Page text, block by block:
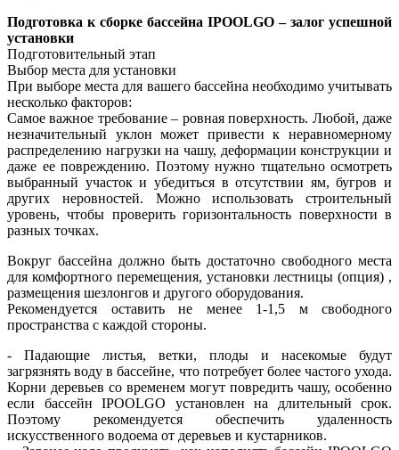
Подготовка к сборке бассейна IPOOLGO – залог успешной
установки
Подготовительный этап
Выбор места для установки
При выборе места для вашего бассейна необходимо учитывать
несколько факторов:
Самое важное требование – ровная поверхность. Любой, даже
незначительный уклон может привести к неравномерному
распределению нагрузки на чашу, деформации конструкции и
даже ее повреждению. Поэтому нужно тщательно осмотреть
выбранный участок и убедиться в отсутствии ям, бугров и
других неровностей. Можно использовать строительный
уровень, чтобы проверить горизонтальность поверхности в
разных точках.
Вокруг бассейна должно быть достаточно свободного места
для комфортного перемещения, установки лестницы (опция) ,
размещения шезлонгов и другого оборудования.
Рекомендуется оставить не менее 1-1,5 м свободного
пространства с каждой стороны.
- Падающие листья, ветки, плоды и насекомые будут
загрязнять воду в бассейне, что потребует более частого ухода.
Корни деревьев со временем могут повредить чашу, особенно
если бассейн IPOOLGO установлен на длительный срок.
Поэтому рекомендуется обеспечить удаленность
искусственного водоема от деревьев и кустарников.